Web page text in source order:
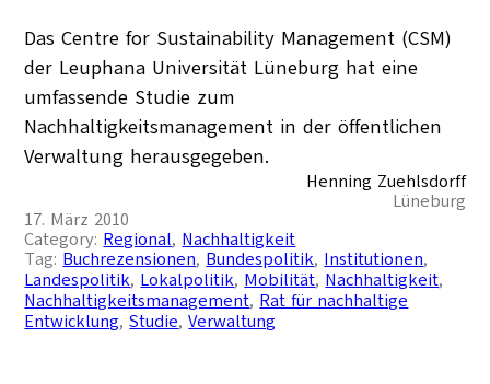
Das Centre for Sustainability Management (CSM)
der Leuphana Universität Lüneburg hat eine
umfassende Studie zum
Nachhaltigkeitsmanagement in der öffentlichen
Verwaltung herausgegeben.
Henning Zuehlsdorff
Lüneburg
17. März 2010
Category: Regional, Nachhaltigkeit
Tag: Buchrezensionen, Bundespolitik, Institutionen
Landespolitik, Lokalpolitik, Mobilität, Nachhaltigkeit
Nachhaltigkeitsmanagement, Rat für nachhaltige
Entwicklung, Studie, Verwaltung